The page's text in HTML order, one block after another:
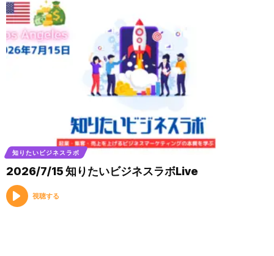
知りたいビジネスラボ
2026/7/15 知りたいビジネスラボLive
視聴する